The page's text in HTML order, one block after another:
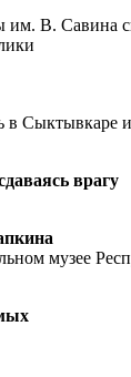
им. В. Савина
Сыктывкаре и
врагу
музее